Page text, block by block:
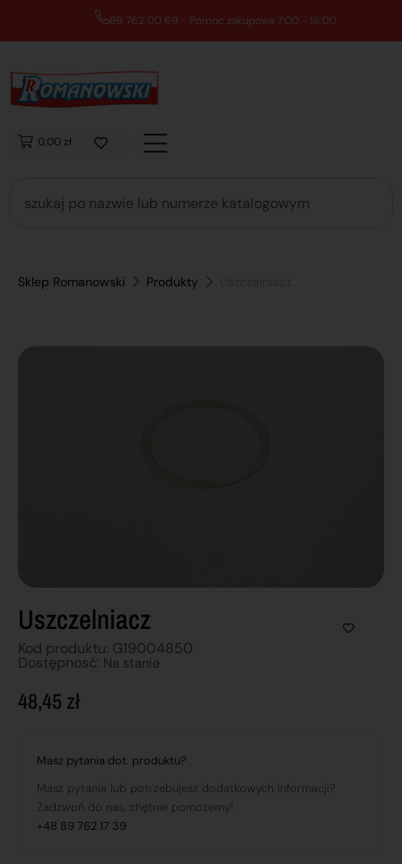
89 762 00 69 - Pomoc zakupowa 7:00 - 16:00
0,00 zł
Sklep Romanowski Produkty
Uszczelniacz
Kod produktu: G19004850
Dostępnosć: Na stanie
48,45 zł
Masz pytania dot. produktu?
Masz pytania lub potrzebujesz dodatkowych informacji?
Zadzwoń do nas, chętnie pomożemy!
+48 89 762 17 39